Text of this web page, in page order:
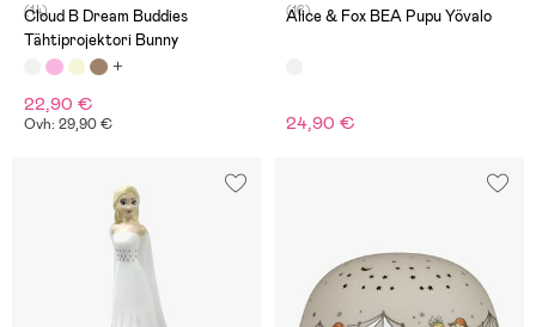
(14)
Cloud B Dream Buddies
Tähtiprojektori Bunny
22,90 €
Ovh: 29,90 €
(16)
Alice & Fox BEA Pupu Yövalo
24,90 €